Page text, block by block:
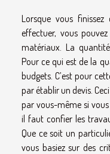
Lorsque vous
effectuer, vous
matériaux. La
Pour ce qui est de la
budgets. C’est pour
par établir un devis.
par vous-même si
il faut confier les
Que ce soit un
vous basiez sur des